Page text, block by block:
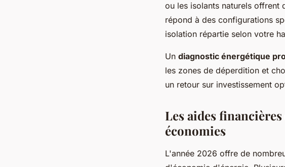
ou les isolants naturels offrent
répond à des configurations
isolation répartie selon votre
Un diagnostic énergétique
les zones de déperdition et
un retour sur investissement
Les aides
économies
L'année 2026 offre de